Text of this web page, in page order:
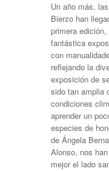
Un año más,
Bierzo han
primera
fantástica
con
reflejando la
exposición de
sido tan amplia
condiciones
aprender un
especies de
de Ángela
Alonso, nos
mejor el lado